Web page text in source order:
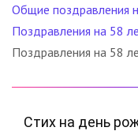
Общие поздравления
Поздравления на 58
Поздравления на 58
Стих на день